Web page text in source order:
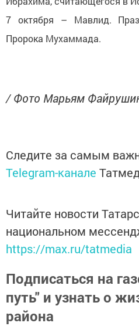
7 октября – Мавлид.
Пророка Мухаммада.
/ Фото Марьям
Следите за самым
Telegram-канале
Читайте новости
национальном
https://max.ru/tatmedia
Подписаться на
путь" и узнать о
района